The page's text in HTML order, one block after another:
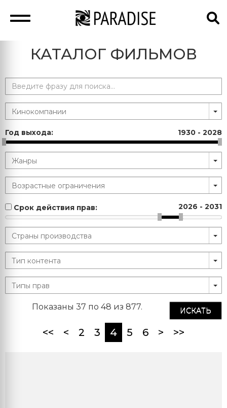
КАТАЛОГ ФИЛЬМОВ
Год выхода: 1930 - 2028
Срок действия прав: 2026 - 2031
ИСКАТЬ
Показаны 37 по 48 из 877.
<< < 2 3 4(current)
5 6 > >>